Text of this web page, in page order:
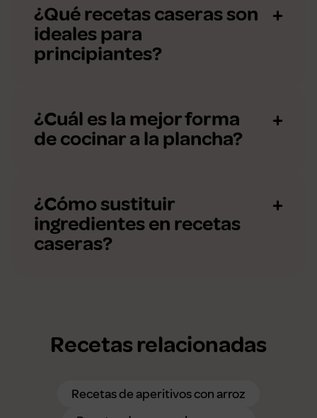
¿Qué recetas caseras son
ideales para
principiantes?
¿Cuál es la mejor forma
de cocinar a la plancha?
¿Cómo sustituir
ingredientes en recetas
caseras?
Recetas relacionadas
Recetas de aperitivos con arroz